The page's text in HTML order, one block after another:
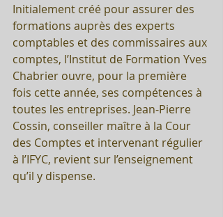
Initialement créé pour assurer des
formations auprès des experts
comptables et des commissaires aux
comptes, l’Institut de Formation Yves
Chabrier ouvre, pour la première
fois cette année, ses compétences à
toutes les entreprises. Jean-Pierre
Cossin, conseiller maître à la Cour
des Comptes et intervenant régulier
à l’IFYC, revient sur l’enseignement
qu’il y dispense.